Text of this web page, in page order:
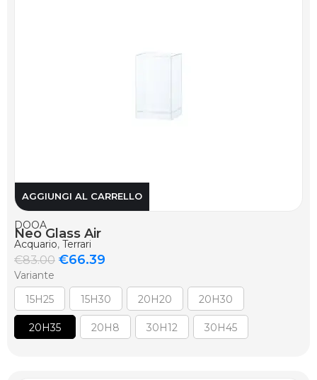
AGGIUNGI AL CARRELLO
DOOA
Neo Glass Air
Acquario, Terrari
€83.00 €66.39
Variante
15H25
15H30 20H20 20H30
20H35 20H8 30H12 30H45